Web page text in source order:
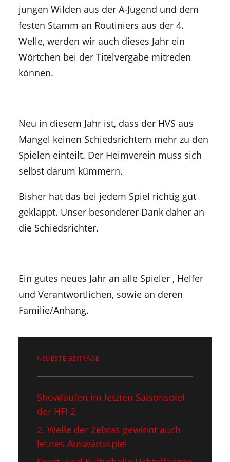
jungen Wilden aus der A-Jugend und dem
festen Stamm an Routiniers aus der 4.
Welle, werden wir auch dieses Jahr ein
Wörtchen bei der Titelvergabe mitreden
können.
Neu in diesem Jahr ist, dass der HVS aus
Mangel keinen Schiedsrichtern mehr zu den
Spielen einteilt. Der Heimverein muss sich
selbst darum kümmern.
Bisher hat das bei jedem Spiel richtig gut
geklappt. Unser besonderer Dank daher an
die Schiedsrichter.
Ein gutes neues Jahr an alle Spieler , Helfer
und Verantwortlichen, sowie an deren
Familie/Anhang.
NEUESTE BEITRÄGE
Showlaufen im letzten Saisonspiel​
der HFI 2
2. Welle der Zebras gewinnt auch
letztes Auswärtsspiel